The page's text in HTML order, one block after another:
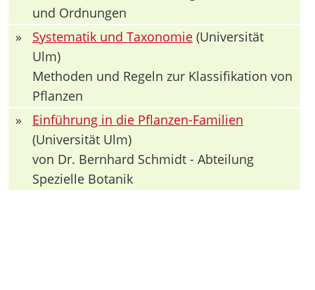
und Ordnungen
»
Systematik und Taxonomie (Universität
Ulm)
Methoden und Regeln zur Klassifikation von
Pflanzen
»
Einführung in die Pflanzen-Familien
(Universität Ulm)
von Dr. Bernhard Schmidt - Abteilung
Spezielle Botanik